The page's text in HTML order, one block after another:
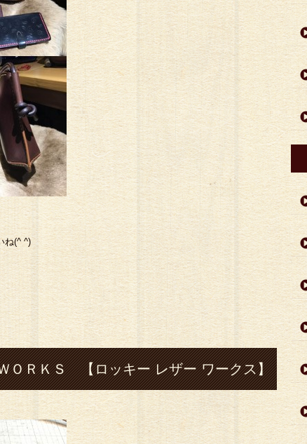
ット#スイーツ
ね(^ ^)
ＲＫＳ 【ロッキー レザー ワークス】
市#七 城#leather#レザー#革#ハンドメイ